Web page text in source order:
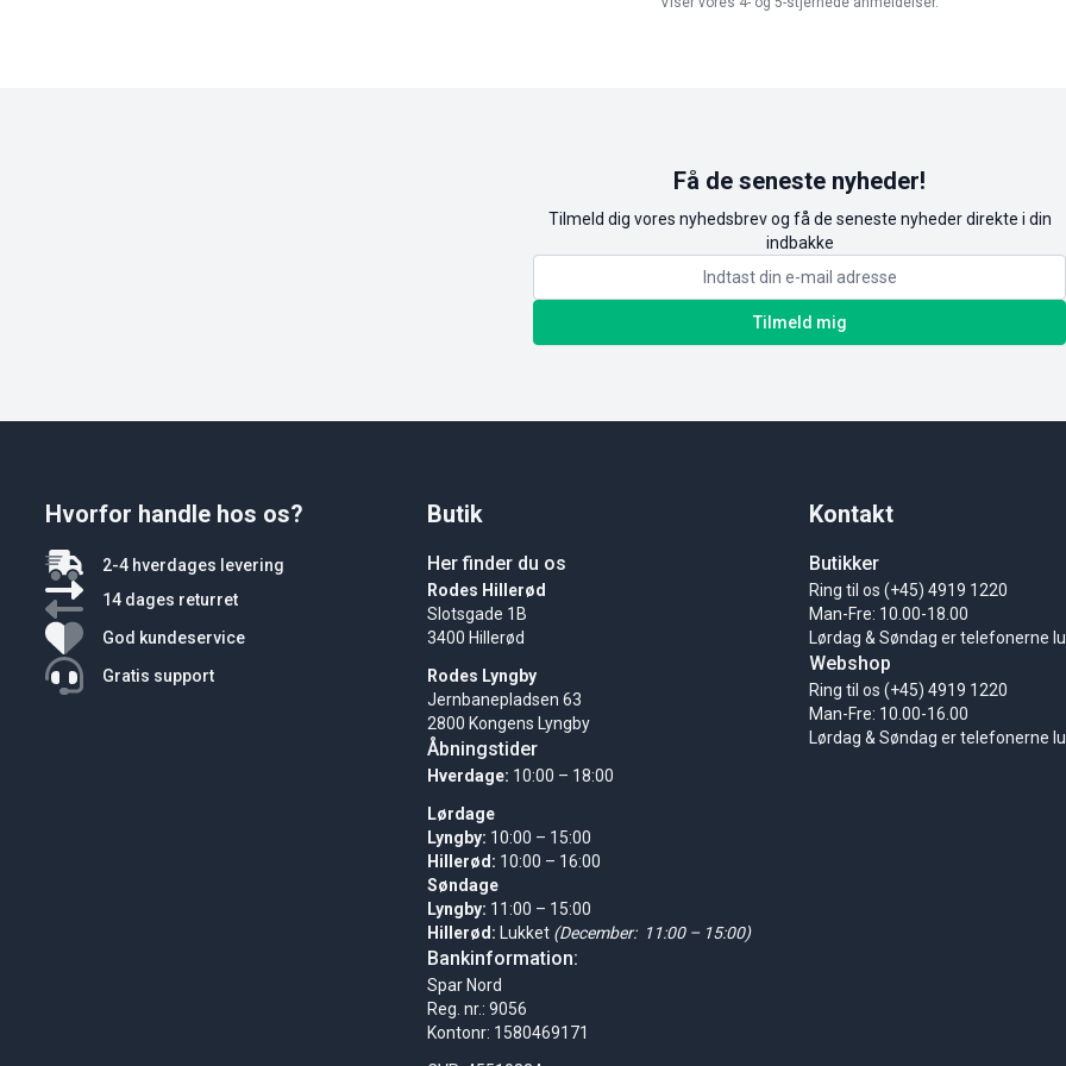
Få de seneste nyheder!
Tilmeld dig vores nyhedsbrev og få de seneste nyheder direkte i din
indbakke
Tilmeld mig
Butik
Her finder du os
Rodes Hillerød
Slotsgade 1B
3400 Hillerød
Rodes Lyngby
Jernbanepladsen 63
2800 Kongens Lyngby
Åbningstider
Hverdage: 10:00 – 18:00
Lørdage
Lyngby: 10:00 – 15:00
Hillerød: 10:00 – 16:00
Søndage
Lyngby: 11:00 – 15:00
Hillerød: Lukket (December: 11:00 – 15:00)
Bankinformation:
Spar Nord
Reg. nr.: 9056
Kontonr: 1580469171
Kontakt
Butikker
Ring til os (+45) 4919 1220
Man-Fre: 10.00-18.00
Lørdag & Søndag er telefonerne
Webshop
Ring til os (+45) 4919 1220
Man-Fre: 10.00-16.00
Lørdag & Søndag er telefonerne
Hvorfor handle hos os?
2-4 hverdages levering
14 dages returret
God kundeservice
Gratis support